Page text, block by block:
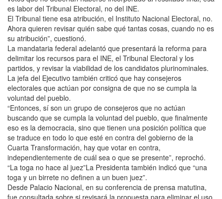
es labor del Tribunal Electoral, no del INE.
El Tribunal tiene esa atribución, el Instituto Nacional Electoral, no.
Ahora quieren revisar quién sabe qué tantas cosas, cuando no es
su atribución”, cuestionó.
La mandataria federal adelantó que presentará la reforma para
delimitar los recursos para el INE, el Tribunal Electoral y los
partidos, y revisar la viabilidad de los candidatos plurinominales.
La jefa del Ejecutivo también criticó que hay consejeros
electorales que actúan por consigna de que no se cumpla la
voluntad del pueblo.
“Entonces, sí son un grupo de consejeros que no actúan
buscando que se cumpla la voluntad del pueblo, que finalmente
eso es la democracia, sino que tienen una posición política que
se traduce en todo lo que esté en contra del gobierno de la
Cuarta Transformación, hay que votar en contra,
independientemente de cuál sea o que se presente”, reprochó.
“La toga no hace al juez”La Presidenta también indicó que “una
toga y un birrete no definen a un buen juez”.
Desde Palacio Nacional, en su conferencia de prensa matutina,
fue consultada sobre si revisará la propuesta para eliminar el uso